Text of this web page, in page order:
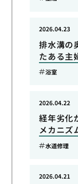
排水溝の
たある主
2026.04.23
浴室
経年劣化
メカニズ
2026.04.22
水道修理
2026.04.21